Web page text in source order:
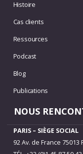
Histoire
Cas clients
Ressources
Podcast
Blog
Publications
NOUS
PARIS – SIÈGE SOCIAL
92 Av. de France 75013